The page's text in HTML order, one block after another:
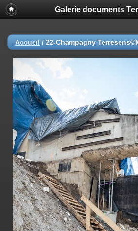
Galerie documents
Accueil / 22-Champagny